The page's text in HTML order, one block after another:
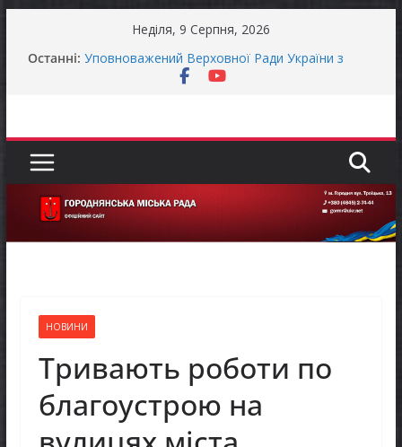
Неділя, 9 Серпня, 2026
Останні: Уповноважений Верховної Ради України з
прав людини проводить опитування щодо
МОВЧАННЯ
Як отримати компенсацію за товари, придбані
для ветеранського бізнесу
НОВИНИ
Тривають роботи по
благоустрою на